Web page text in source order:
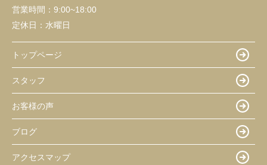
営業時間： 9:00~18:00
定休日： 水曜日
トップページ
スタッフ
お客様の声
ブログ
アクセスマップ